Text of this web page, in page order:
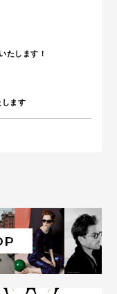
たします！
ます